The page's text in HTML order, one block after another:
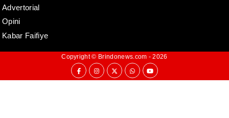
Advertorial
Opini
Kabar Faifiye
Copyright © Brindonews.com - 2026